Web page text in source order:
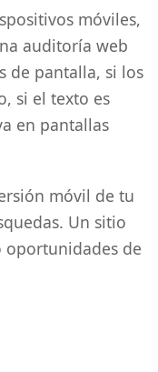
móviles,
auditoría web
de pantalla, si los
si el texto es
en pantallas
móvil de tu
Un sitio
oportunidades de